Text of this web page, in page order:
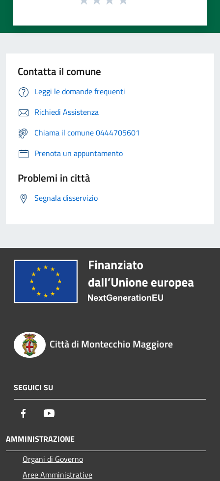
Contatta il comune
Leggi le domande frequenti
Richiedi Assistenza
Chiama il comune 0444705601
Prenota un appuntamento
Problemi in città
Segnala disservizio
Città di Montecchio Maggiore
SEGUICI SU
Facebook
AMMINISTRAZIONE
Organi di Governo
Aree Amministrative